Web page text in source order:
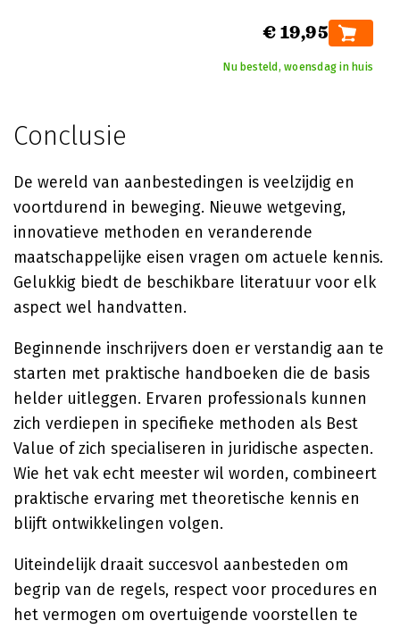
€ 19,95
Nu besteld, woensdag in huis
Conclusie
De wereld van aanbestedingen is veelzijdig en
voortdurend in beweging. Nieuwe wetgeving,
innovatieve methoden en veranderende
maatschappelijke eisen vragen om actuele kennis.
Gelukkig biedt de beschikbare literatuur voor elk
aspect wel handvatten.
Beginnende inschrijvers doen er verstandig aan te
starten met praktische handboeken die de basis
helder uitleggen. Ervaren professionals kunnen
zich verdiepen in specifieke methoden als Best
Value of zich specialiseren in juridische aspecten.
Wie het vak echt meester wil worden, combineert
praktische ervaring met theoretische kennis en
blijft ontwikkelingen volgen.
Uiteindelijk draait succesvol aanbesteden om
begrip van de regels, respect voor procedures en
het vermogen om overtuigende voorstellen te